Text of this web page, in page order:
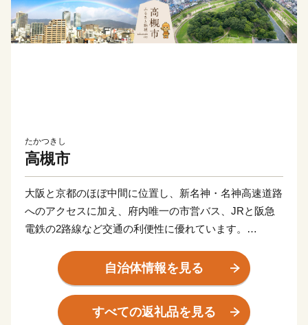
たかつきし
高槻市
大阪と京都のほぼ中間に位置し、新名神・名神高速道路
へのアクセスに加え、府内唯一の市営バス、JRと阪急
電鉄の2路線など交通の利便性に優れています。
季の移ろいを身近に感じることができます。
また、史跡や城下町の面影が残る街並みなどに加え、
2024年に将棋界の西の聖地「関西将棋会館」が完成
し、歴史と文化が大切に受け継がれています。
自治体情報を見る
すべての返礼品を見る